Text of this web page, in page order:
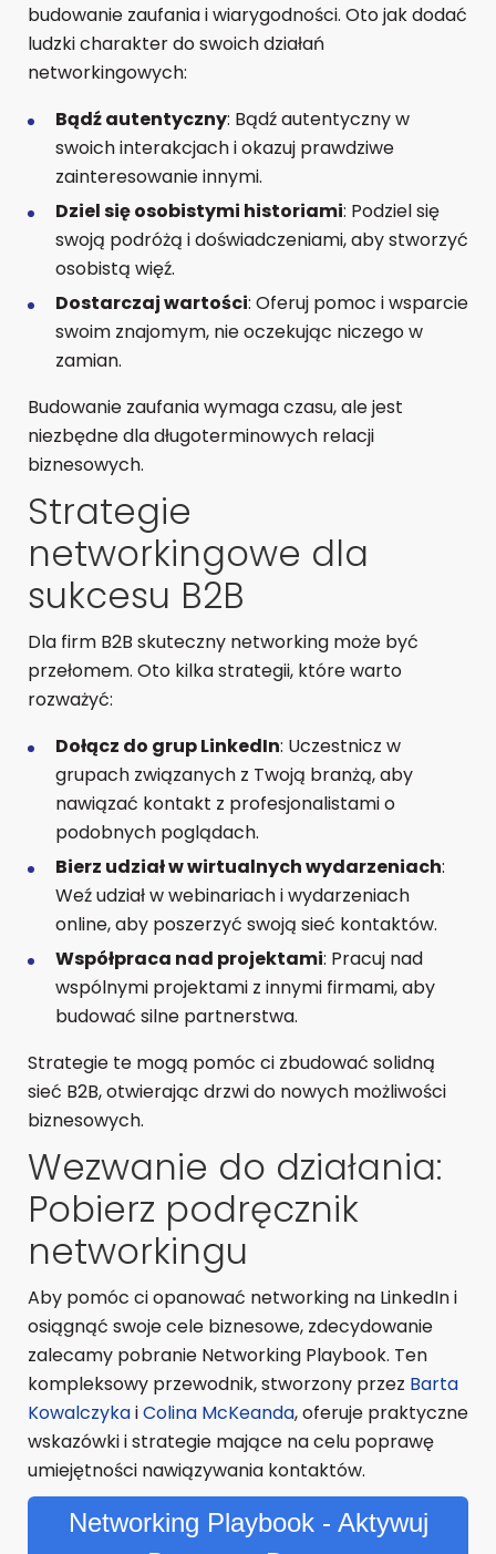
budowanie zaufania i wiarygodności. Oto jak dodać
ludzki charakter do swoich działań
networkingowych:
Bądź autentyczny: Bądź autentyczny w
swoich interakcjach i okazuj prawdziwe
zainteresowanie innymi.
Dziel się osobistymi historiami: Podziel się
swoją podróżą i doświadczeniami, aby stworzyć
osobistą więź.
Dostarczaj wartości: Oferuj pomoc i wsparcie
swoim znajomym, nie oczekując niczego w
zamian.
Budowanie zaufania wymaga czasu, ale jest
niezbędne dla długoterminowych relacji
biznesowych.
Strategie
networkingowe dla
sukcesu B2B
Dla firm B2B skuteczny networking może być
przełomem. Oto kilka strategii, które warto
rozważyć:
Dołącz do grup LinkedIn: Uczestnicz w
grupach związanych z Twoją branżą, aby
nawiązać kontakt z profesjonalistami o
podobnych poglądach.
Bierz udział w wirtualnych wydarzeniach:
Weź udział w webinariach i wydarzeniach
online, aby poszerzyć swoją sieć kontaktów.
Współpraca nad projektami: Pracuj nad
wspólnymi projektami z innymi firmami, aby
budować silne partnerstwa.
Strategie te mogą pomóc ci zbudować solidną
sieć B2B, otwierając drzwi do nowych możliwości
biznesowych.
Wezwanie do działania:
Pobierz podręcznik
networkingu
Aby pomóc ci opanować networking na LinkedIn i
osiągnąć swoje cele biznesowe, zdecydowanie
zalecamy pobranie Networking Playbook. Ten
kompleksowy przewodnik, stworzony przez Barta
KowalczykaiColina McKeanda, oferuje praktyczne
wskazówki i strategie mające na celu poprawę
umiejętności nawiązywania kontaktów.
Networking Playbook - Aktywuj